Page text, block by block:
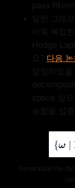
pass
일반 그래
더욱 복잡
Hodge
요? 다음 논
설정하였
space 상
능함을 입
Generalize the